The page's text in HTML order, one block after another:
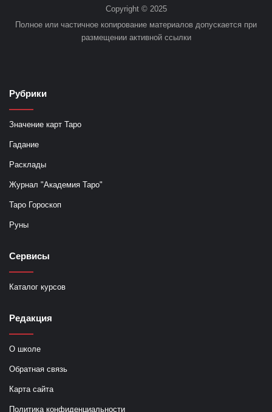
Copyright © 2025
Полное или частичное копирование материалов допускается при
размещении активной ссылки
Рубрики
Значение карт Таро
Гадание
Расклады
Журнал "Академия Таро"
Таро Гороскоп
Руны
Сервисы
Каталог курсов
Редакция
О школе
Обратная связь
Карта сайта
Политика конфиденциальности